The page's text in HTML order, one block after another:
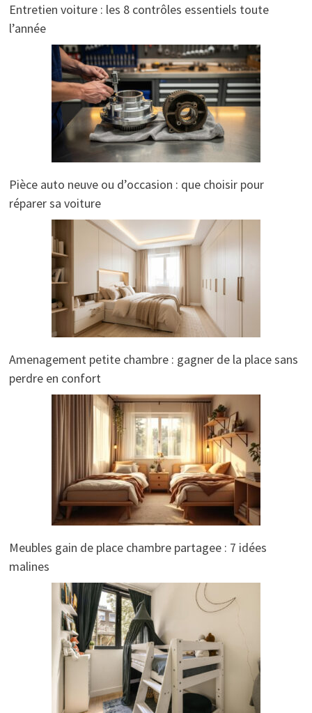
Entretien voiture : les 8 contrôles essentiels toute
l’année
Pièce auto neuve ou d’occasion : que choisir pour
réparer sa voiture
Amenagement petite chambre : gagner de la place sans
perdre en confort
Meubles gain de place chambre partagee : 7 idées
malines